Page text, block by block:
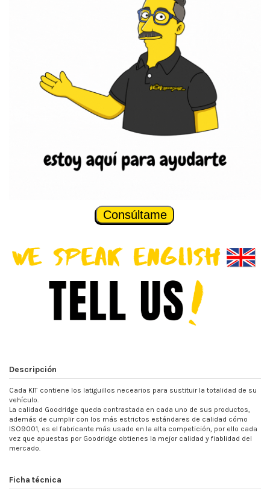
Consúltame
Descripción
Cada KIT contiene los latiguillos necearios para sustituir la totalidad de su
vehículo.
La calidad Goodridge queda contrastada en cada uno de sus productos,
además de cumplir con los más estrictos estándares de calidad cómo
ISO9001, es el fabricante más usado en la alta competición, por ello cada
vez que apuestas por Goodridge obtienes la mejor calidad y fiablidad del
mercado.
Ficha técnica